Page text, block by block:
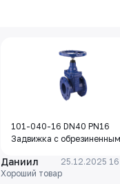
101-040-16 DN40 PN16
Задвижка с обрезиненным
чугун, клин-EPDM,
Tmax=110°C Ф/Ф
Даниил
25.12.2025
Хороший товар